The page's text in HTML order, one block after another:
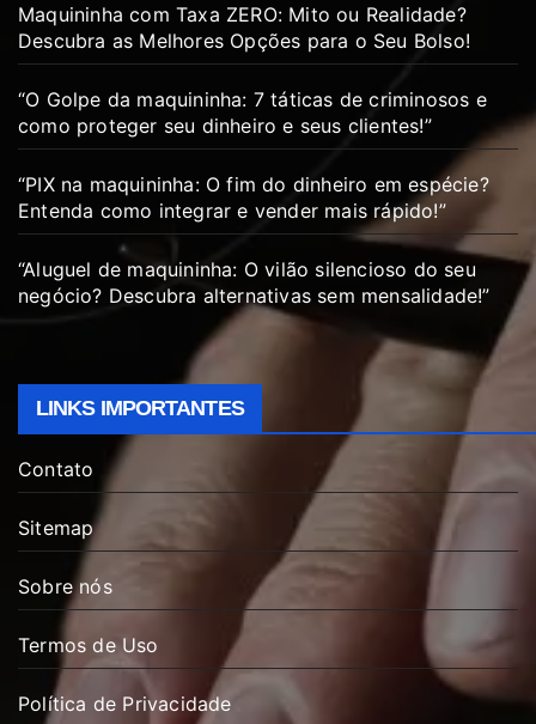
Maquininha com Taxa ZERO: Mito ou Realidade?
Descubra as Melhores Opções para o Seu Bolso!
“O Golpe da maquininha: 7 táticas de criminosos e
como proteger seu dinheiro e seus clientes!”
“PIX na maquininha: O fim do dinheiro em espécie?
Entenda como integrar e vender mais rápido!”
“Aluguel de maquininha: O vilão silencioso do seu
negócio? Descubra alternativas sem mensalidade!”
LINKS IMPORTANTES
Contato
Sitemap
Sobre nós
Termos de Uso
Política de Privacidade